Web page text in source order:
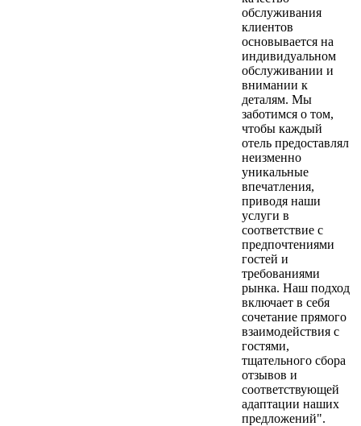
обслуживания
клиентов
основывается на
индивидуальном
обслуживании и
внимании к
деталям. Мы
заботимся о том,
чтобы каждый
отель предоставлял
неизменно
уникальные
впечатления,
приводя наши
услуги в
соответствие с
предпочтениями
гостей и
требованиями
рынка. Наш подход
включает в себя
сочетание прямого
взаимодействия с
гостями,
тщательного сбора
отзывов и
соответствующей
адаптации наших
предложений".